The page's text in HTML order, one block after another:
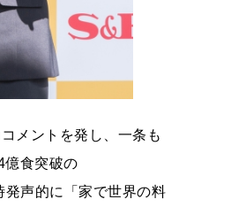
メントを発し、一条も
億食突破の
発声的に「家で世界の料